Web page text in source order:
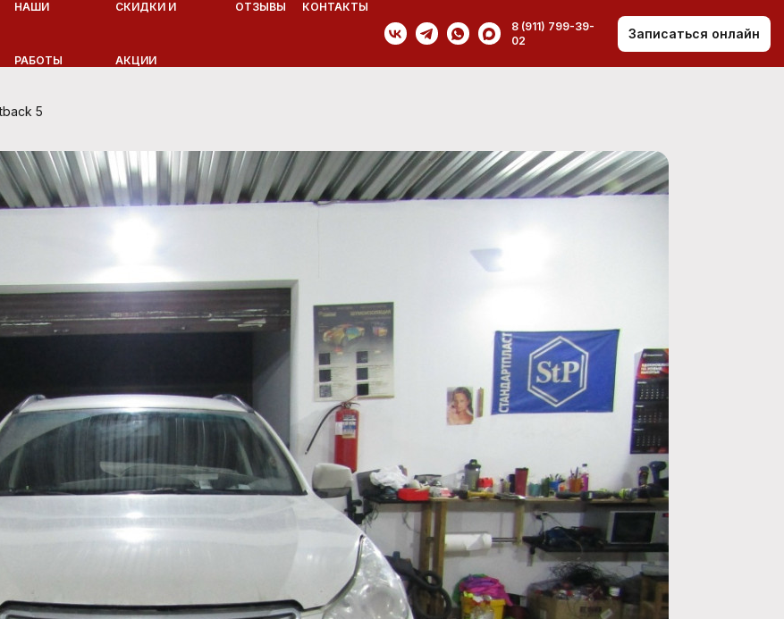
НАШИ
РАБОТЫ
СКИДКИ И
АКЦИИ
ОТЗЫВЫ
КОНТАКТЫ
8 (911) 799-39-
02
Записаться онлайн
5